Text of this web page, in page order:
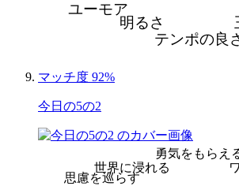
テンポの良
明るさ
ユーモア
マッチ度 92%
今日の5の2
勇気をもらえ
思慮を巡らす
世界に浸れる